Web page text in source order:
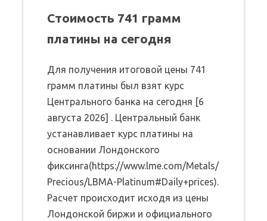
Стоимость 741 грамм
платины на сегодня
Для получения итоговой цены 741
грамм платины был взят курс
Центрального банка на сегодня [6
августа 2026] . Центральный банк
устанавливает курс платины на
основании Лондонского
фиксинга(https://www.lme.com/Metals/
Precious/LBMA-Platinum#Daily+prices).
Расчет происходит исходя из цены
Лондонской биржи и официального